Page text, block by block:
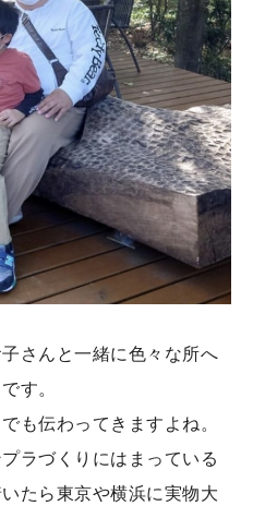
さんと一緒に色々な所へ
す。
も伝わってきますよね。
ラづくりにはまっている
たら東京や横浜に実物大